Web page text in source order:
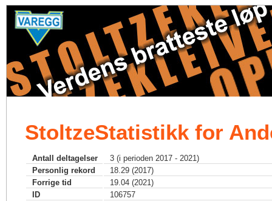
StoltzeStatistikk for
Antall deltagelser
3 (i perioden 2017 - 2021)
Personlig rekord
18.29 (2017)
Forrige tid
19.04 (2021)
ID
106757